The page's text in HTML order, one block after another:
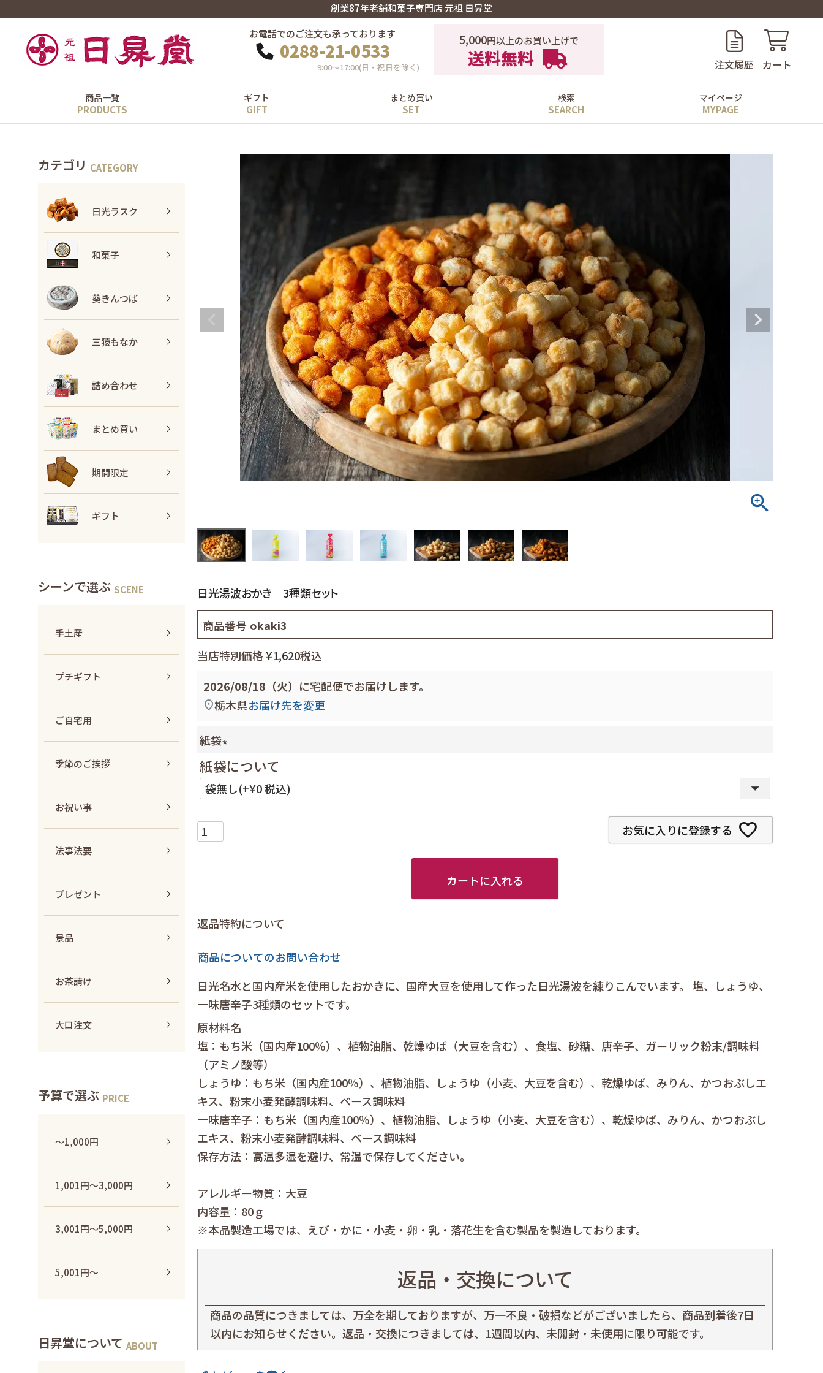
創業87年老舗和菓子専門店 元祖 日昇堂
お電話でのご注文も承っております
0288-21-0533
9:00〜17:00(日・祝日を除く)
5,000円以上のお買い上げで
送料無料 注文履歴 カート
商品一覧 ギフト まとめ買い 検索 マイページ
カテゴリ
日光ラスク
和菓子
葵きんつば
三猿もなか
詰め合わせ
まとめ買い
期間限定
ギフト
シーンで選ぶ
手土産
プチギフト
ご自宅用
季節のご挨拶
お祝い事
法事法要
プレゼント
景品
お茶請け
大口注文
予算で選ぶ
〜1,000円
1,001円〜3,000円
3,001円〜5,000円
5,001円〜
日昇堂について
日光湯波おかき 3種類セット
商品番号 okaki3
当店特別価格¥1,620税込
2026/08/18（火） に宅配便でお届けします。
栃木県お届け先を変更
紙袋
(
必
須
)
紙袋について
お気に入りに登録する
カートに入れる
返品特約について
商品についてのお問い合わせ
日光名水と国内産米を使用したおかきに、国産大豆を使用して作った日光湯波を練りこんでいます。 塩、しょうゆ、
一味唐辛子3種類のセットです。
原材料名
塩：もち米（国内産100％）、植物油脂、乾燥ゆば（大豆を含む）、食塩、砂糖、唐辛子、ガーリック粉末/調味料
（アミノ酸等）
しょうゆ：もち米（国内産100％）、植物油脂、しょうゆ（小麦、大豆を含む）、乾燥ゆば、みりん、かつおぶしエ
キス、粉末小麦発酵調味料、ベース調味料
一味唐辛子：もち米（国内産100％）、植物油脂、しょうゆ（小麦、大豆を含む）、乾燥ゆば、みりん、かつおぶし
エキス、粉末小麦発酵調味料、ベース調味料
保存方法：高温多湿を避け、常温で保存してください。
アレルギー物質：大豆
内容量：80ｇ
※本品製造工場では、えび・かに・小麦・卵・乳・落花生を含む製品を製造しております。
返品・交換について
商品の品質につきましては、万全を期しておりますが、万一不良・破損などがございましたら、商品到着後7日
以内にお知らせください。返品・交換につきましては、1週間以内、未開封・未使用に限り可能です。